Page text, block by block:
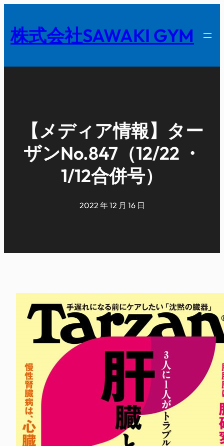
を
キ
株式会社SAWAKI GYM
【メディア情報】ター
ザンNo.847（12/22 ・
1/12合併号）
2022 年 12 月 16 日